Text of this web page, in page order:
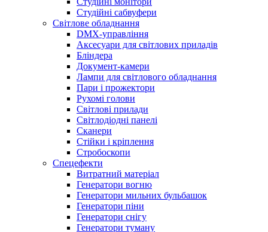
Студійні сабвуфери
Світлове обладнання
DMX-управління
Аксесуари для світлових приладів
Бліндера
Документ-камери
Лампи для світлового обладнання
Пари і прожектори
Рухомі голови
Світлові прилади
Світлодіодні панелі
Сканери
Стійки і кріплення
Стробоскопи
Спецефекти
Витратний матеріал
Генератори вогню
Генератори мильних бульбашок
Генератори піни
Генератори снігу
Генератори туману